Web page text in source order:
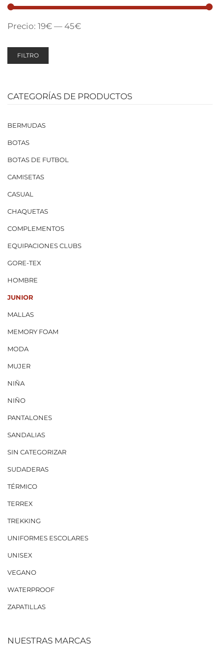
Precio: 19€ — 45€
FILTRO
CATEGORÍAS DE PRODUCTOS
BERMUDAS
BOTAS
BOTAS DE FUTBOL
CAMISETAS
CASUAL
CHAQUETAS
COMPLEMENTOS
EQUIPACIONES CLUBS
GORE-TEX
HOMBRE
JUNIOR
MALLAS
MEMORY FOAM
MODA
MUJER
NIÑA
NIÑO
PANTALONES
SANDALIAS
SIN CATEGORIZAR
SUDADERAS
TÉRMICO
TERREX
TREKKING
UNIFORMES ESCOLARES
UNISEX
VEGANO
WATERPROOF
ZAPATILLAS
NUESTRAS MARCAS